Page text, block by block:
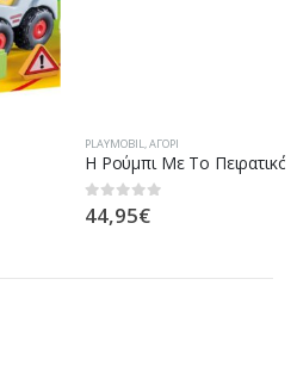
PLAYMOBIL,ΑΓΌΡΙ
H Ρούμπι Με Το Πειρατικό Chameleon
out of 5
44,95€